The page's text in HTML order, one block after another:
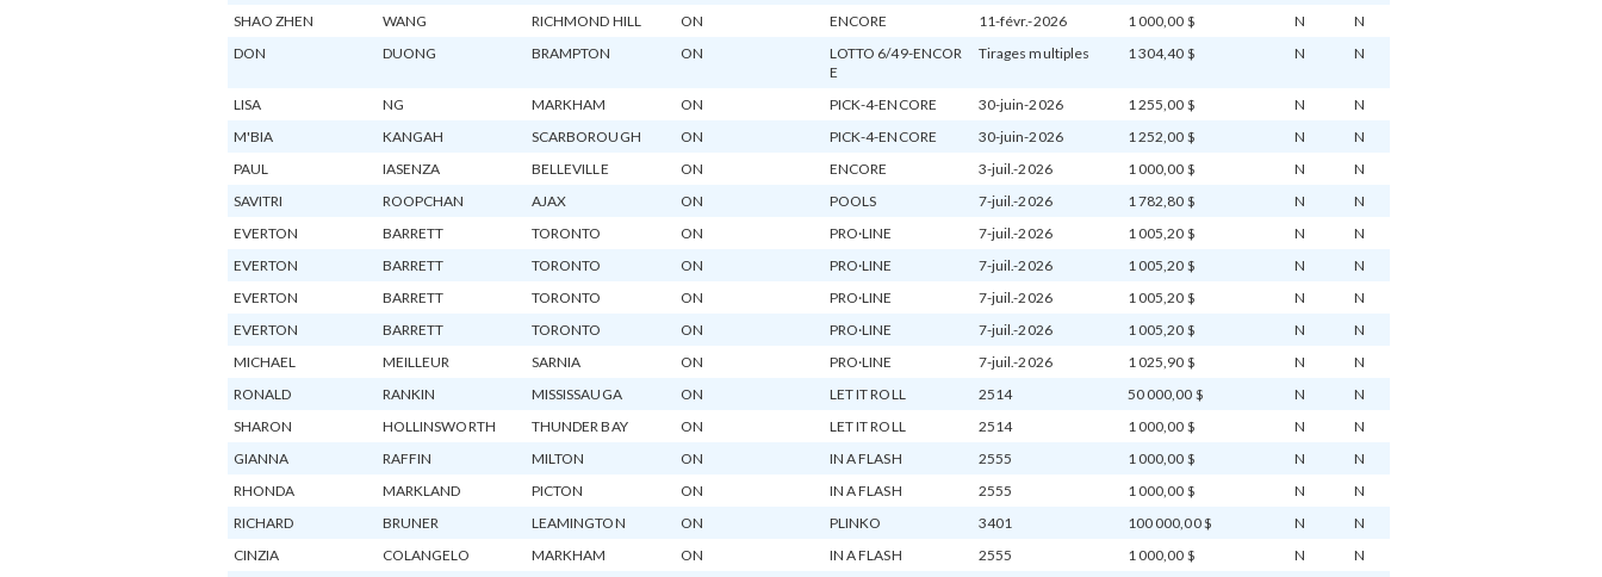
SHAO ZHEN
WANG RICHMOND HILL ON ENCORE 11-févr.-2026 1 000,00 $ N
N
DON
DUONG BRAMPTON ON
LOTTO 6/49-ENCOR
E
Tirages multiples 1 304,40 $ N N
LISA NG MARKHAM ON PICK-4-ENCORE 30-juin-2026 1 255,00 $ N
N
M'BIA
KANGAH SCARBOROUGH ON PICK-4-ENCORE 30-juin-2026 1 252,00 $ N
N
PAUL
IASENZA BELLEVILLE ON ENCORE 3-juil.-2026 1 000,00 $ N
N
SAVITRI
ROOPCHAN AJAX ON POOLS 7-juil.-2026 1 782,80 $ N
N
EVERTON
BARRETT TORONTO ON PRO·LINE 7-juil.-2026 1 005,20 $ N
N
EVERTON
BARRETT TORONTO ON PRO·LINE 7-juil.-2026 1 005,20 $ N
N
EVERTON
BARRETT TORONTO ON PRO·LINE 7-juil.-2026 1 005,20 $ N
N
EVERTON
BARRETT TORONTO ON PRO·LINE 7-juil.-2026 1 005,20 $ N
N
MICHAEL
MEILLEUR SARNIA ON PRO·LINE 7-juil.-2026 1 025,90 $ N
N
RONALD
RANKIN MISSISSAUGA ON LET IT ROLL 2514 50 000,00 $ N
N
SHARON
HOLLINSWORTH THUNDER BAY ON LET IT ROLL 2514 1 000,00 $ N
N
GIANNA
RAFFIN MILTON ON IN A FLASH 2555 1 000,00 $ N
N
RHONDA
MARKLAND PICTON ON IN A FLASH 2555 1 000,00 $ N
N
RICHARD
BRUNER LEAMINGTON ON PLINKO 3401 100 000,00 $ N
N
CINZIA
COLANGELO MARKHAM ON IN A FLASH 2555 1 000,00 $ N
N